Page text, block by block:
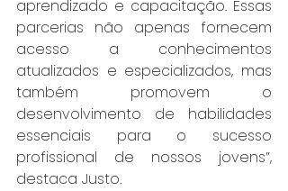
aprendizado e capacitação. Essas
parcerias não apenas fornecem
acesso a conhecimentos
atualizados e especializados, mas
também promovem o
desenvolvimento de habilidades
essenciais para o sucesso
profissional de nossos jovens”,
destaca Justo.